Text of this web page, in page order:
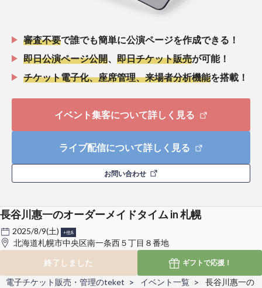
審査不要で誰でも簡単に公演ページを作成できる！
即日公演ページ公開
即日チケット販売が可能！
チケット電子化、座席管理、来場者分析機能を搭載！
イベント集客について詳しく見る
ライブ配信について詳しく見る
お問い合わせ
長谷川惠一のオーダーメイドタイム in 札幌
2025/8/9(土) +他8
北海道札幌市中央区南一条西５丁目８番地
終了しました
ギフトで応援！
電子チケット販売・管理のteket イベント一覧
長谷川惠一の